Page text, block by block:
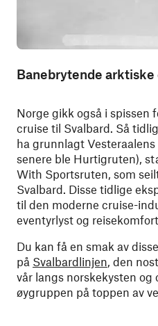
Banebrytende arktiske
Norge gikk også i spissen
cruise til Svalbard. Så
ha grunnlagt
senere ble Hurtigruten),
With Sportsruten, som
Svalbard. Disse tidlige
til den moderne cruise-
eventyrlyst og
Du kan få en smak av
på Svalbardlinjen, den
vår langs norskekysten og
øygruppen på toppen av